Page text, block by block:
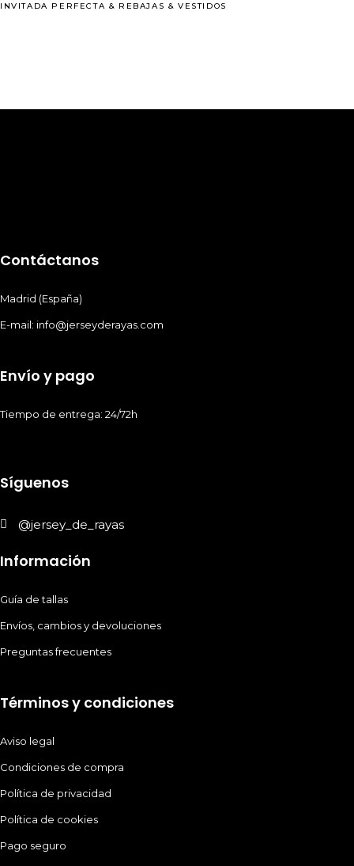
INVITADA PERFECTA & REBAJAS &VESTIDOS
Contáctanos
Madrid (España)
E-mail: info@jerseyderayas.com
Envío y pago
Tiempo de entrega: 24/72h
Síguenos
@jersey_de_rayas
Información
Guía de tallas
Envíos, cambios y devoluciones
Preguntas frecuentes
Términos y condiciones
Aviso legal
Condiciones de compra
Política de privacidad
Política de cookies
Pago seguro